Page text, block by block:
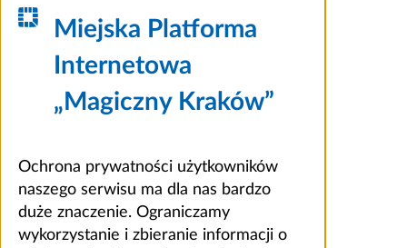
Miejska Platforma
Internetowa
„Magiczny Kraków”
Ochrona prywatności użytkowników
naszego serwisu ma dla nas bardzo
duże znaczenie. Ograniczamy
wykorzystanie i zbieranie informacji o